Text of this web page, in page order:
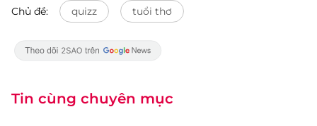
Chủ đề: quizz tuổi thơ
Tin cùng chuyên mục